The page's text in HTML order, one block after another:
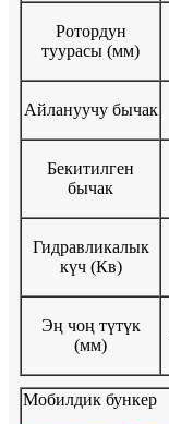
Ротордун
туурасы (мм)
Айлануучу бычак
Бекитилген
бычак
Гидравликалык
күч (Кв)
Эң чоң түтүк
(мм)
Мобилдик бункер